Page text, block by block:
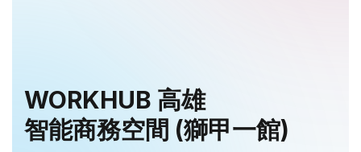
WORKHUB 高雄
智能商務空間 (獅甲一館)